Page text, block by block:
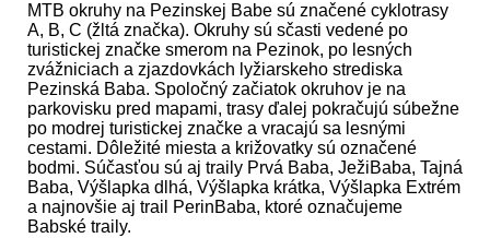
MTB okruhy na Pezinskej Babe sú značené cyklotrasy
A, B, C (žltá značka). Okruhy sú sčasti vedené po
turistickej značke smerom na Pezinok, po lesných
zvážniciach a zjazdovkách lyžiarskeho strediska
Pezinská Baba. Spoločný začiatok okruhov je na
parkovisku pred mapami, trasy ďalej pokračujú súbežne
po modrej turistickej značke a vracajú sa lesnými
cestami. Dôležité miesta a križovatky sú označené
bodmi. Súčasťou sú aj traily Prvá Baba, JežiBaba, Tajná
Baba, Výšlapka dlhá, Výšlapka krátka, Výšlapka Extrém
a najnovšie aj trail PerinBaba, ktoré označujeme
Babské traily.